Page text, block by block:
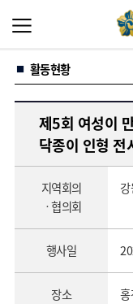
활동현황
제5회 여성이
닥종이 인형 전
지역회의
ㆍ협의회
행사일
장소